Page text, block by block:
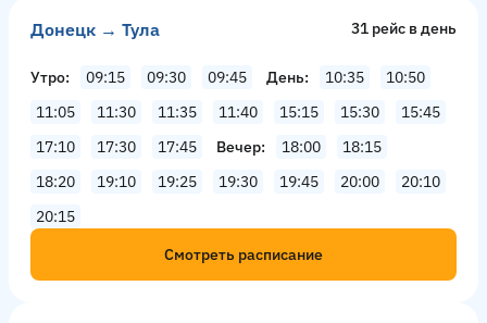
Донецк → Тула 31 рейс в день
Утро 09:15 09:30 09:45 День 10:35
10:50
11:05
11:30 11:35 11:40 15:15 15:30
15:45
17:10
17:30 17:45 Вечер 18:00
18:15
18:20
19:10 19:25 19:30 19:45 20:00
20:10
20:15
Смотреть расписание